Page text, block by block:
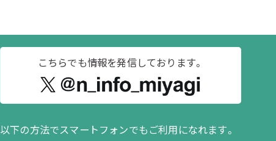
こちらでも情報を発信しております。
以下の方法でスマートフォンでもご利用になれます。